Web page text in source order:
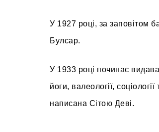
У 1927 році, за заповітом
Булсар.
У 1933 році починає
йоги, валеології,
написана Сітою Деві.